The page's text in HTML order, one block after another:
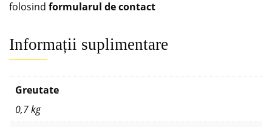
folosind formularul de contact
Informații suplimentare
Greutate
0,7 kg